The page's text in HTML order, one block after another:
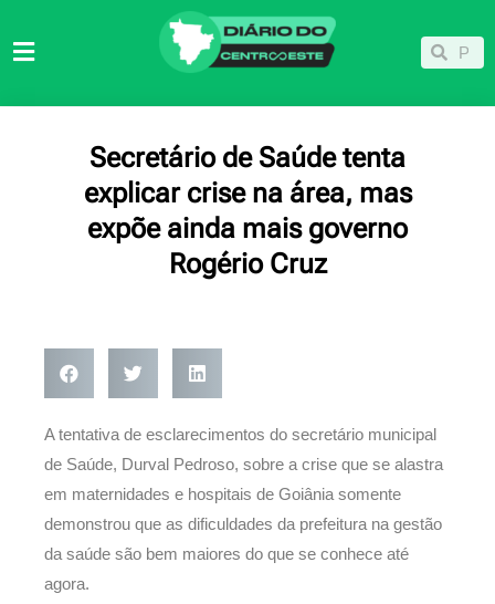
para
Pesquisar
Secretário de Saúde tenta
explicar crise na área, mas
expõe ainda mais governo
Rogério Cruz
A tentativa de esclarecimentos do secretário municipal
de Saúde, Durval Pedroso, sobre a crise que se alastra
em maternidades e hospitais de Goiânia somente
demonstrou que as dificuldades da prefeitura na gestão
da saúde são bem maiores do que se conhece até
agora.